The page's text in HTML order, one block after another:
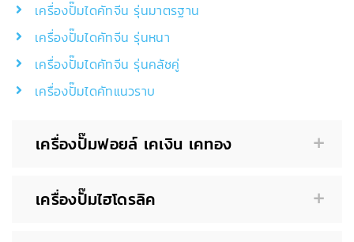
เครื่องปั๊มไดคัทจีน รุ่นมาตรฐาน
เครื่องปั๊มไดคัทจีน รุ่นหนา
เครื่องปั๊มไดคัทจีน รุ่นคลัชคู่
เครื่องปั๊มไดคัทแนวราบ
เครื่องปั๊มฟอยล์ เคเงิน เคทอง
เครื่องปั๊มไฮโดรลิค